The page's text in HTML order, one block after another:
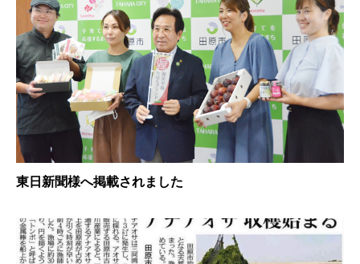
東日新聞様へ掲載されました